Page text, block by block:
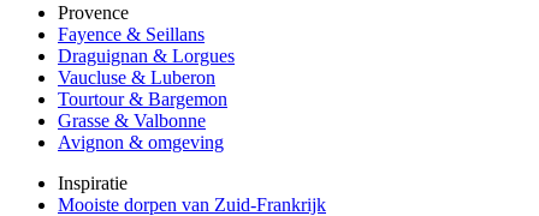
Provence
Fayence & Seillans
Draguignan & Lorgues
Vaucluse & Luberon
Tourtour & Bargemon
Grasse & Valbonne
Avignon & omgeving
Inspiratie
Mooiste dorpen van Zuid-Frankrijk